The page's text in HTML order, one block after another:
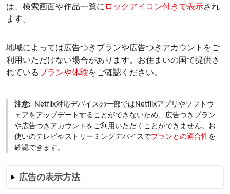
は、検索画面や作品一覧に ロックアイコン付きで表示され
ます。
地域によっては広告つきプランや広告つきアカウントをご
利用いただけない場合があります。お住まいの国で提供さ
れているプランや体験をご確認ください。
注意: Netflix対応デバイスの一部ではNetflixアプリやソフトウ
ェアをアップデートすることができないため、広告つきプラン
や広告つきアカウントをご利用いただくことができません。お
使いのテレビやストリーミングデバイスでプランとの適合性を
確認できます。
広告の表示方法